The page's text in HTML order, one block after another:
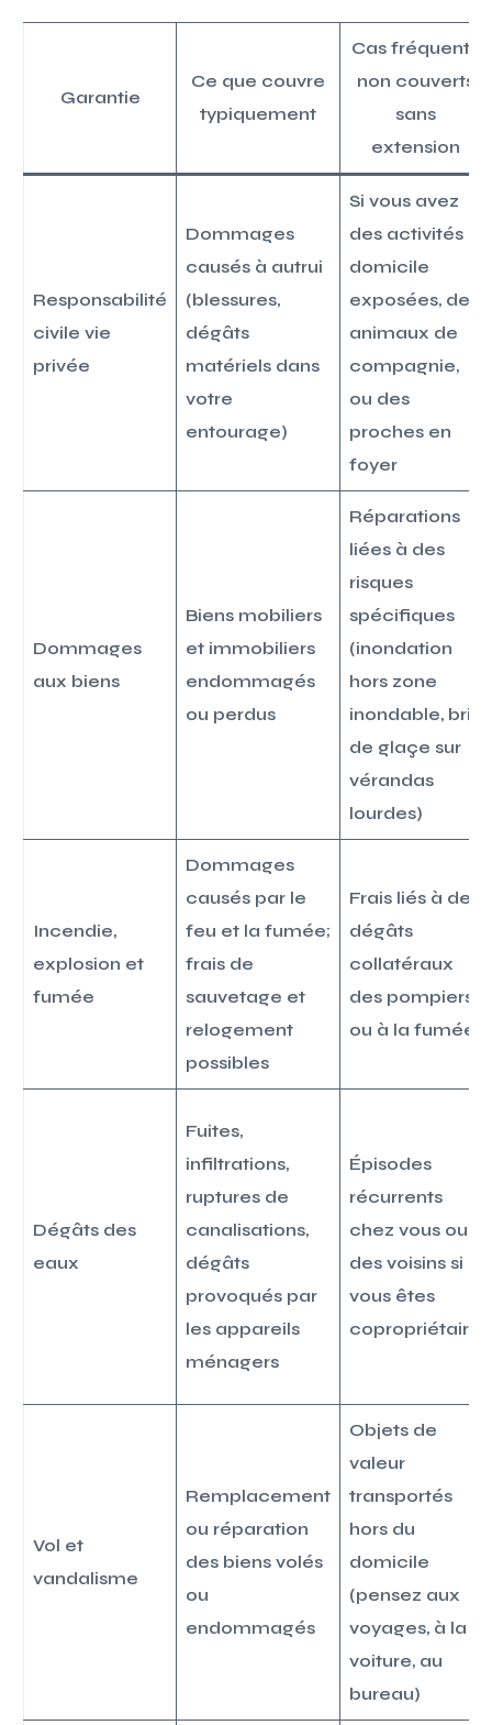
Garantie
Ce que couvre
typiquement
Cas fréquents
non couverts
sans
extension
Responsabilité
civile vie
privée
Dommages
causés à autrui
(blessures,
dégâts
matériels dans
votre
entourage)
Si vous avez
des activités à
domicile
exposées, des
animaux de
compagnie,
ou des
proches en
foyer
Dommages
aux biens
Biens mobiliers
et immobiliers
endommagés
ou perdus
Réparations
liées à des
risques
spécifiques
(inondation
hors zone
inondable, bris
de glaçe sur
vérandas
lourdes)
Incendie,
explosion et
fumée
Dommages
causés par le
feu et la fumée;
frais de
sauvetage et
relogement
possibles
Frais liés à des
dégâts
collatéraux
des pompiers
ou à la fumée
Dégâts des
eaux
Fuites,
infiltrations,
ruptures de
canalisations,
dégâts
provoqués par
les appareils
ménagers
Épisodes
récurrents
chez vous ou
des voisins si
vous êtes
copropriétaire
Vol et
vandalisme
Remplacement
ou réparation
des biens volés
ou
endommagés
Objets de
valeur
transportés
hors du
domicile
(pensez aux
voyages, à la
voiture, au
bureau)